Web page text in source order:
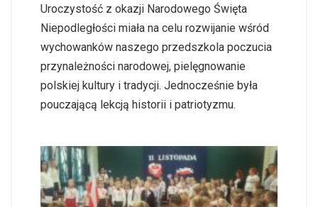
Uroczystość z okazji Narodowego Święta
Niepodległości miała na celu rozwijanie wśród
wychowanków naszego przedszkola poczucia
przynależności narodowej, pielęgnowanie
polskiej kultury i tradycji. Jednocześnie była
pouczającą lekcją historii i patriotyzmu.